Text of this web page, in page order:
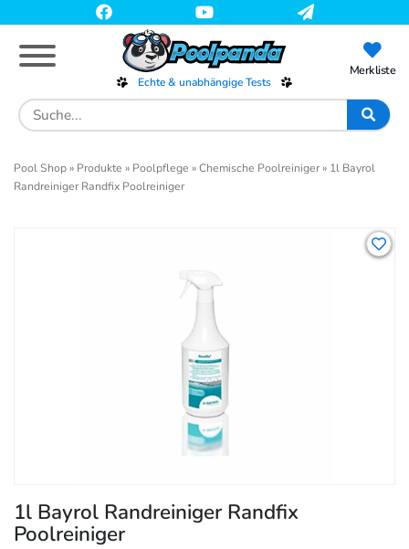
to
main
content
Echte & unabhängige Tests
Search
for:
Merkliste
Pool Shop» Produkte » Poolpflege »Chemische Poolreiniger» 1l Bayrol
Randreiniger Randfix Poolreiniger
1l Bayrol Randreiniger Randfix
Poolreiniger